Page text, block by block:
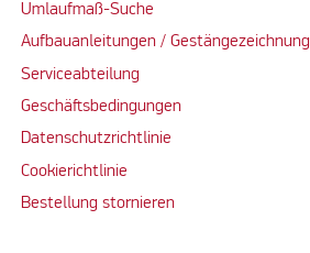
Umlaufmaß-Suche
Aufbauanleitungen / Gestängezeichnung
Serviceabteilung
Geschäftsbedingungen
Datenschutzrichtlinie
Cookierichtlinie
Bestellung stornieren